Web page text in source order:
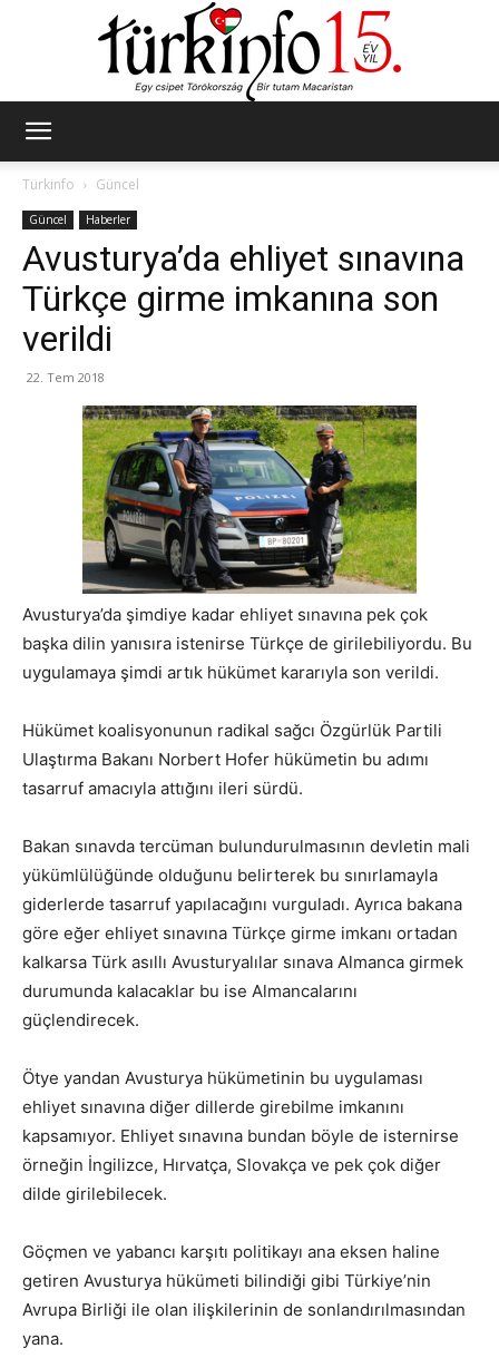
Türkinfo
Güncel
Güncel Haberler
Avusturya’da ehliyet sınavına
Türkçe girme imkanına son
verildi
22. Tem 2018
Avusturya’da şimdiye kadar ehliyet sınavına pek çok
başka dilin yanısıra istenirse Türkçe de girilebiliyordu. Bu
uygulamaya şimdi artık hükümet kararıyla son verildi.
Hükümet koalisyonunun radikal sağcı Özgürlük Partili
Ulaştırma Bakanı Norbert Hofer hükümetin bu adımı
tasarruf amacıyla attığını ileri sürdü.
Bakan sınavda tercüman bulundurulmasının devletin mali
yükümlülüğünde olduğunu belirterek bu sınırlamayla
giderlerde tasarruf yapılacağını vurguladı. Ayrıca bakana
göre eğer ehliyet sınavına Türkçe girme imkanı ortadan
kalkarsa Türk asıllı Avusturyalılar sınava Almanca girmek
durumunda kalacaklar bu ise Almancalarını
güçlendirecek.
Ötye yandan Avusturya hükümetinin bu uygulaması
ehliyet sınavına diğer dillerde girebilme imkanını
kapsamıyor. Ehliyet sınavına bundan böyle de isternirse
örneğin İngilizce, Hırvatça, Slovakça ve pek çok diğer
dilde girilebilecek.
Göçmen ve yabancı karşıtı politikayı ana eksen haline
getiren Avusturya hükümeti bilindiği gibi Türkiye’nin
Avrupa Birliği ile olan ilişkilerinin de sonlandırılmasından
yana.